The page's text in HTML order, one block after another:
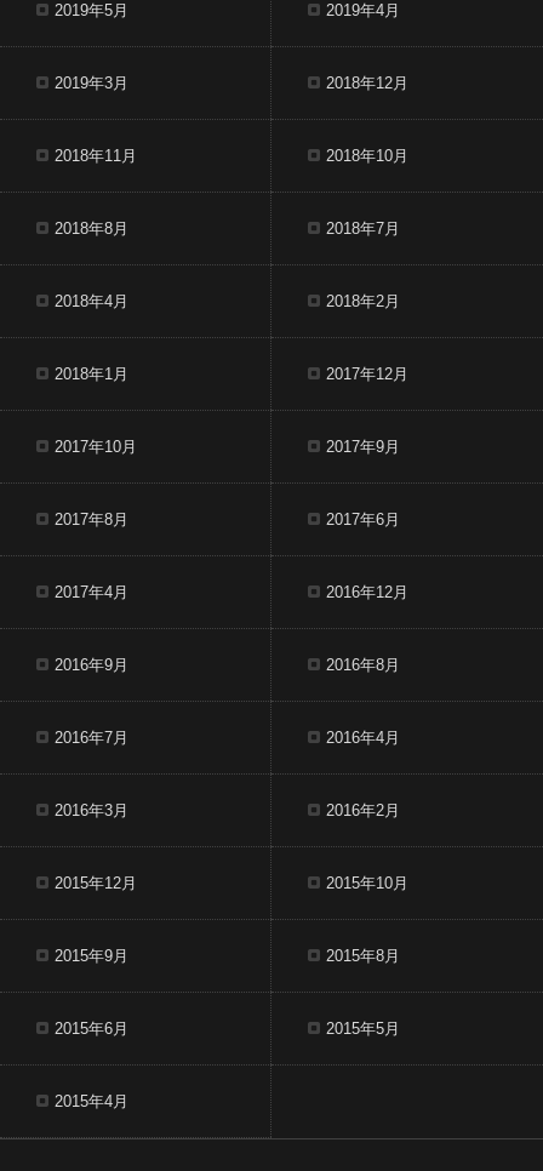
2019年5月 2019年4月
2019年3月 2018年12月
2018年11月 2018年10月
2018年8月 2018年7月
2018年4月 2018年2月
2018年1月 2017年12月
2017年10月 2017年9月
2017年8月 2017年6月
2017年4月 2016年12月
2016年9月 2016年8月
2016年7月 2016年4月
2016年3月 2016年2月
2015年12月 2015年10月
2015年9月 2015年8月
2015年6月 2015年5月
2015年4月